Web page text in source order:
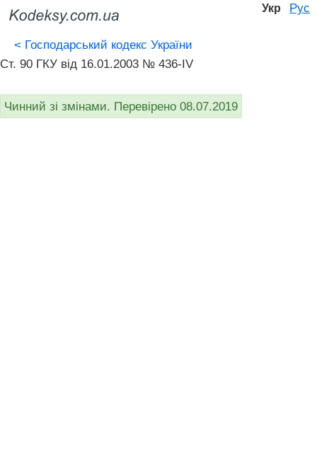
Укр Рус
< Господарський кодекс України
Ст. 90 ГКУ від 16.01.2003 № 436-IV
Чинний зі змінами. Перевірено 08.07.2019